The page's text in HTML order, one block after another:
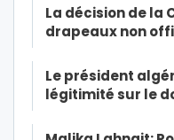
La décision de la
drapeaux non
Le président
légitimité sur le